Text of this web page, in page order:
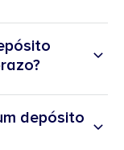
depósito